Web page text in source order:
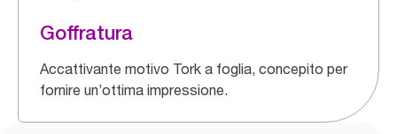
Goffratura
Accattivante motivo Tork a foglia, concepito per
fornire un’ottima impressione.